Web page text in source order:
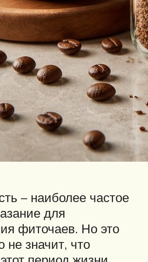
– наиболее частое
для
фиточаев. Но это
не значит, что